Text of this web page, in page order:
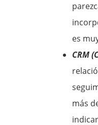
es
CRM
más